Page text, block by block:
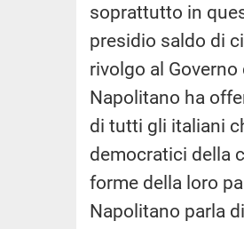
soprattutto in
presidio saldo di
rivolgo al
Napolitano ha
di tutti gli italiani
democratici della
forme della loro
Napolitano parla